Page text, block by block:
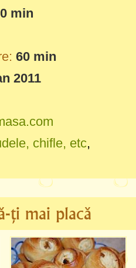
min
60 min
2011
chifle, etc,
ți mai placă